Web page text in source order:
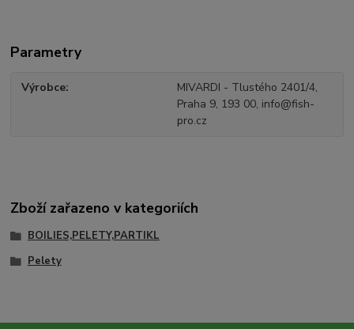
Parametry
Výrobce
MIVARDI - Tlustého 2401/4,
Praha 9, 193 00, info@fish-
pro.cz
Zboží zařazeno v kategoriích
BOILIES,PELETY,PARTIKL
Pelety